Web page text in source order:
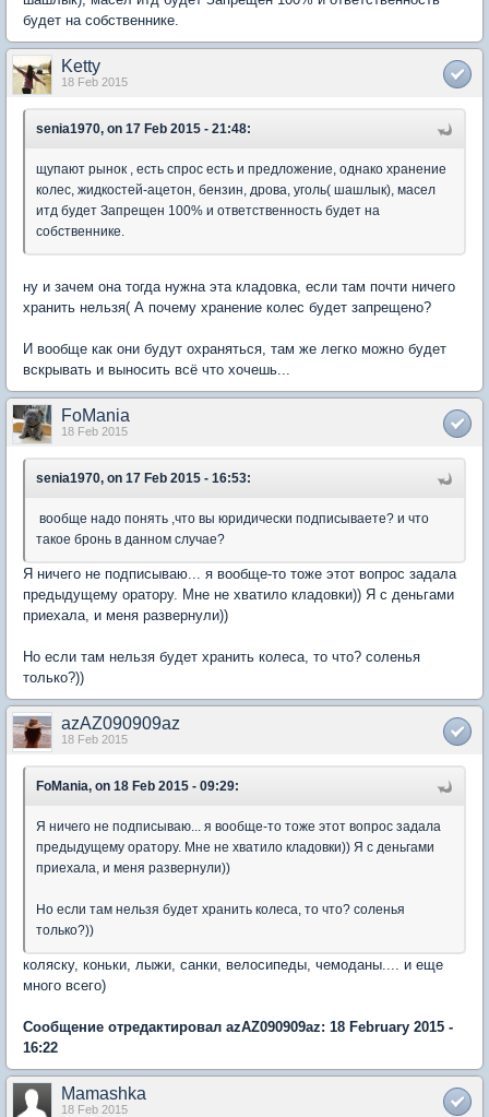
будет на собственнике.
Ketty
18 Feb 2015
senia1970, on 17 Feb 2015 - 21:48:
щупают рынок , есть спрос есть и предложение, однако хранение
колес, жидкостей-ацетон, бензин, дрова, уголь( шашлык), масел
итд будет Запрещен 100% и ответственность будет на
собственнике.
ну и зачем она тогда нужна эта кладовка, если там почти ничего
хранить нельзя( А почему хранение колес будет запрещено?
И вообще как они будут охраняться, там же легко можно будет
вскрывать и выносить всё что хочешь...
FoMania
18 Feb 2015
senia1970, on 17 Feb 2015 - 16:53:
вообще надо понять ,что вы юридически подписываете? и что
такое бронь в данном случае?
Я ничего не подписываю... я вообще-то тоже этот вопрос задала
предыдущему оратору. Мне не хватило кладовки)) Я с деньгами
приехала, и меня развернули))
Но если там нельзя будет хранить колеса, то что? соленья
только?))
azAZ090909az
18 Feb 2015
FoMania, on 18 Feb 2015 - 09:29:
Я ничего не подписываю... я вообще-то тоже этот вопрос задала
предыдущему оратору. Мне не хватило кладовки)) Я с деньгами
приехала, и меня развернули))
Но если там нельзя будет хранить колеса, то что? соленья
только?))
коляску, коньки, лыжи, санки, велосипеды, чемоданы.... и еще
много всего)
Сообщение отредактировал azAZ090909az: 18 February 2015 -
16:22
Mamashka
18 Feb 2015